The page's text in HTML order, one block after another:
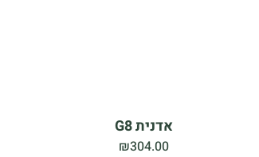
אדנית G8
₪304.00